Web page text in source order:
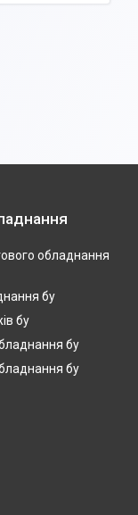
обладнання
бу
бу
бу
бу